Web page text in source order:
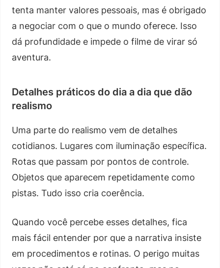
tenta manter valores pessoais, mas é obrigado
a negociar com o que o mundo oferece. Isso
dá profundidade e impede o filme de virar só
aventura.
Detalhes práticos do dia a dia que dão
realismo
Uma parte do realismo vem de detalhes
cotidianos. Lugares com iluminação específica.
Rotas que passam por pontos de controle.
Objetos que aparecem repetidamente como
pistas. Tudo isso cria coerência.
Quando você percebe esses detalhes, fica
mais fácil entender por que a narrativa insiste
em procedimentos e rotinas. O perigo muitas